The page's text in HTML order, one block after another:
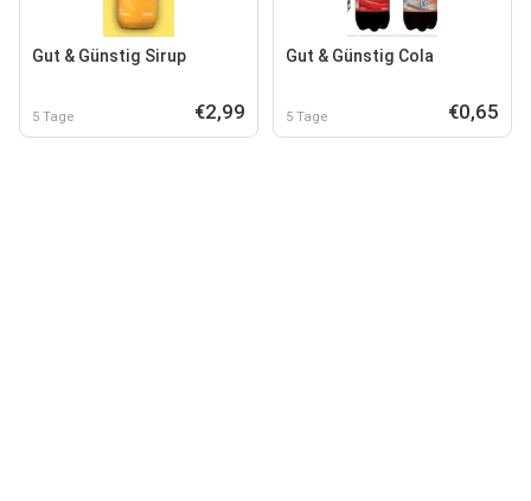
Gut & Günstig Sirup
5 Tage €2,99
Gut & Günstig Cola
5 Tage €0,65